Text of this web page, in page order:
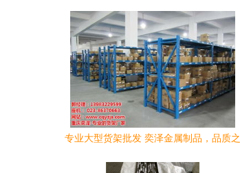
专业大型货架批发 奕泽金属制品，品质之